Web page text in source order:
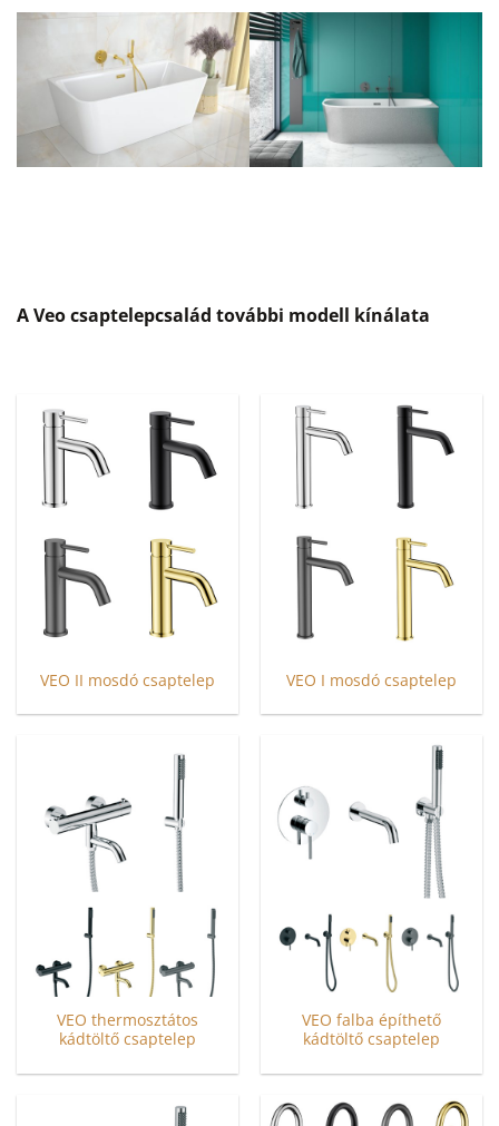
A Veo csaptelepcsalád további modell kínálata
VEO II mosdó csaptelep
terméknek
variációja
van.
változatok
termékoldalon
választhatók
ki
VEO I mosdó csaptelep
terméknek
variációja
van.
változatok
termékoldalon
választhatók
VEO thermosztátos
kádtöltő csaptelep
terméknek
VEO falba építhető
kádtöltő csaptelep
terméknek